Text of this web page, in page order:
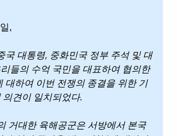
,
국 대통령, 중화민국 정부 주석 및 대
들의 수억 국민을 대표하여 협의한
대하여 이번 전쟁의 종결을 위한 기
의견이 일치되었다.
거대한 육해공군은 서방에서 본국